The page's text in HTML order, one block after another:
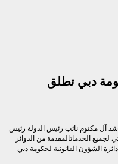
دبي تطلق
آل مكتوم نائب رئيس الدولة رئيس
لجميع الخدماتالمقدمة من الدوائر
خطة دبي “2021”، اطلقت دائرة الشؤون القانونية لحكومة دبي